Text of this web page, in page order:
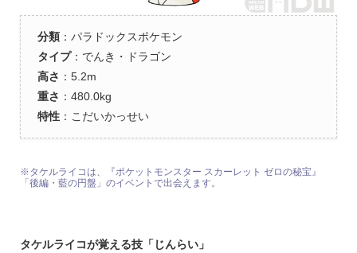
分類：パラドックスポケモン
タイプ：でんき・ドラゴン
高さ ：5.2m
重さ ：480.0kg
特性：こだいかっせい
※タケルライコは、『ポケットモンスター スカーレット ゼロの秘宝』
「後編・藍の円盤」のイベントで出会えます。
タケルライコが覚える技「じんらい」